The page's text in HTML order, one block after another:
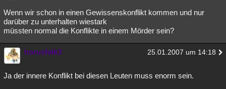
Spiritualität Verschwörungen Technologie Ufologie
Natur Umfragen Unterhaltung
weitere Rubriken
Philosophie
Wenn wir schon in einen Gewissenskonflikt kommen und nur
darüber zu unterhalten wiestark
müssten normal die Konflikte in einem Mörder sein?
horusfalk3 25.01.2007 um 14:18
Ja der innere Konflikt bei diesen Leuten muss enorm sein.